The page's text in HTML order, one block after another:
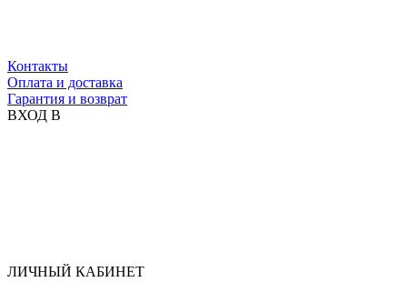
Контакты
Оплата и доставка
Гарантия и возврат
ВХОД В
ЛИЧНЫЙ КАБИНЕТ